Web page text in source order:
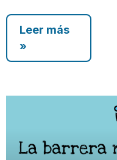
Leer más
»